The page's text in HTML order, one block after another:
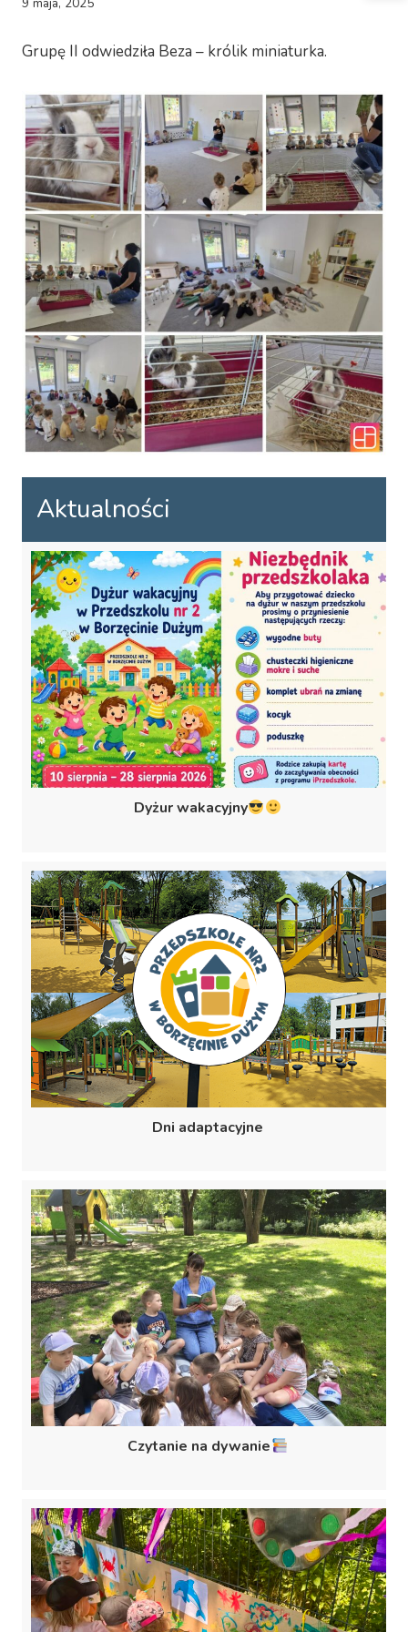
9 maja, 2025
Grupę II odwiedziła Beza – królik miniaturka.
Aktualności
Dyżur wakacyjny
Dni adaptacyjne
Czytanie na dywanie